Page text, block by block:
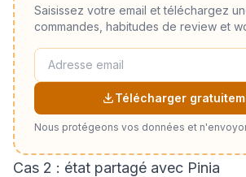
Saisissez votre email et téléchargez
commandes, habitudes de review et
Télécharger
Nous protégeons vos données et
Cas 2 : état partagé avec Pinia